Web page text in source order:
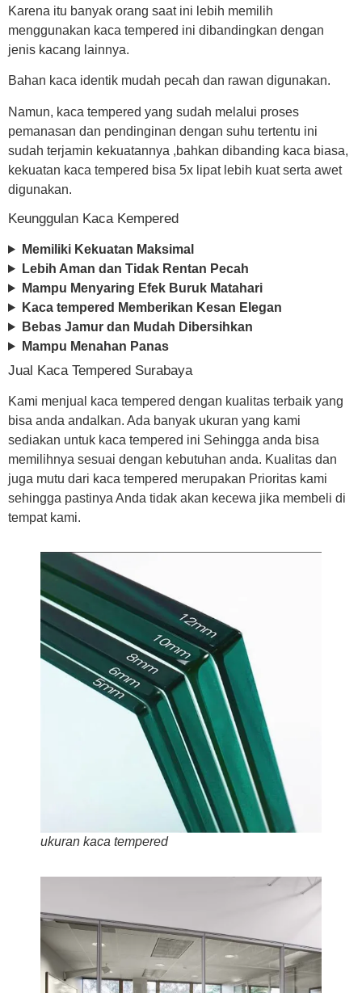
Karena itu banyak orang saat ini lebih memilih
menggunakan kaca tempered ini dibandingkan dengan
jenis kacang lainnya.
Bahan kaca identik mudah pecah dan rawan digunakan.
Namun, kaca tempered yang sudah melalui proses
pemanasan dan pendinginan dengan suhu tertentu ini
sudah terjamin kekuatannya ,bahkan dibanding kaca biasa,
kekuatan kaca tempered bisa 5x lipat lebih kuat serta awet
digunakan.
Keunggulan Kaca Kempered
Memiliki Kekuatan Maksimal
Lebih Aman dan Tidak Rentan Pecah
Mampu Menyaring Efek Buruk Matahari
Kaca tempered Memberikan Kesan Elegan
Bebas Jamur dan Mudah Dibersihkan
Mampu Menahan Panas
Jual Kaca Tempered Surabaya
Kami menjual kaca tempered dengan kualitas terbaik yang
bisa anda andalkan. Ada banyak ukuran yang kami
sediakan untuk kaca tempered ini Sehingga anda bisa
memilihnya sesuai dengan kebutuhan anda. Kualitas dan
juga mutu dari kaca tempered merupakan Prioritas kami
sehingga pastinya Anda tidak akan kecewa jika membeli di
tempat kami.
ukuran kaca tempered